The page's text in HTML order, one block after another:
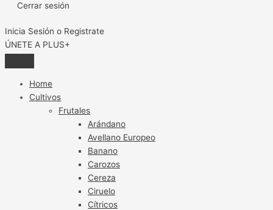
Cerrar sesión
Inicia Sesión o Registrate
ÚNETE A PLUS+
Home
Cultivos
Frutales
Arándano
Avellano Europeo
Banano
Carozos
Cereza
Ciruelo
Cítricos